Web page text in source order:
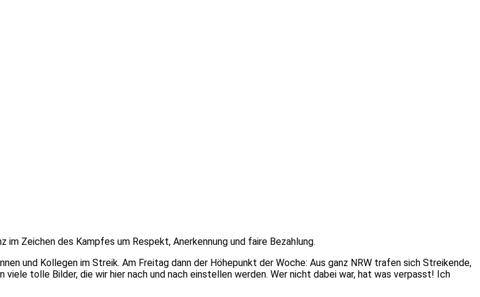
Zeichen des Kampfes um Respekt, Anerkennung und faire Bezahlung.
und Kollegen im Streik. Am Freitag dann der Höhepunkt der Woche: Aus ganz NRW trafen sich Streikende,
viele tolle Bilder, die wir hier nach und nach einstellen werden. Wer nicht dabei war, hat was verpasst! Ich